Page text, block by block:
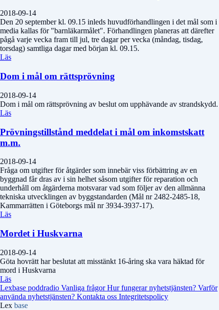
2018-09-14
Den 20 september kl. 09.15 inleds huvudförhandlingen i det mål som i
media kallas för "barnläkarmålet". Förhandlingen planeras att därefter
pågå varje vecka fram till jul, tre dagar per vecka (måndag, tisdag,
torsdag) samtliga dagar med början kl. 09.15.
Läs
Dom i mål om rättsprövning
2018-09-14
Dom i mål om rättsprövning av beslut om upphävande av strandskydd.
Läs
Prövningstillstånd meddelat i mål om inkomstskatt
m.m.
2018-09-14
Fråga om utgifter för åtgärder som innebär viss förbättring av en
byggnad får dras av i sin helhet såsom utgifter för reparation och
underhåll om åtgärderna motsvarar vad som följer av den allmänna
tekniska utvecklingen av byggstandarden (Mål nr 2482-2485-18,
Kammarrätten i Göteborgs mål nr 3934-3937-17).
Läs
Mordet i Huskvarna
2018-09-14
Göta hovrätt har beslutat att misstänkt 16-åring ska vara häktad för
mord i Huskvarna
Läs
Lexbase poddradio Vanliga frågorHur fungerar nyhetstjänsten? Varför
använda nyhetstjänsten? Kontakta oss Integritetspolicy
Lex base